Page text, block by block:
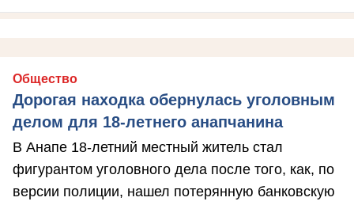
Общество
Дорогая находка обернулась уголовным
делом для 18-летнего анапчанина
В Анапе 18-летний местный житель стал
фигурантом уголовного дела после того, как, по
версии полиции, нашел потерянную банковскую